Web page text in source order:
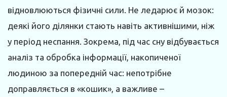
відновлюються фізичні сили. Не ледарює й мозок:
деякі його ділянки стають навіть активнішими, ніж
у період неспання. Зокрема, під час сну відбувається
аналіз та обробка інформації, накопиченої
людиною за попередній час: непотрібне
доправляється в «кошик», а важливе –